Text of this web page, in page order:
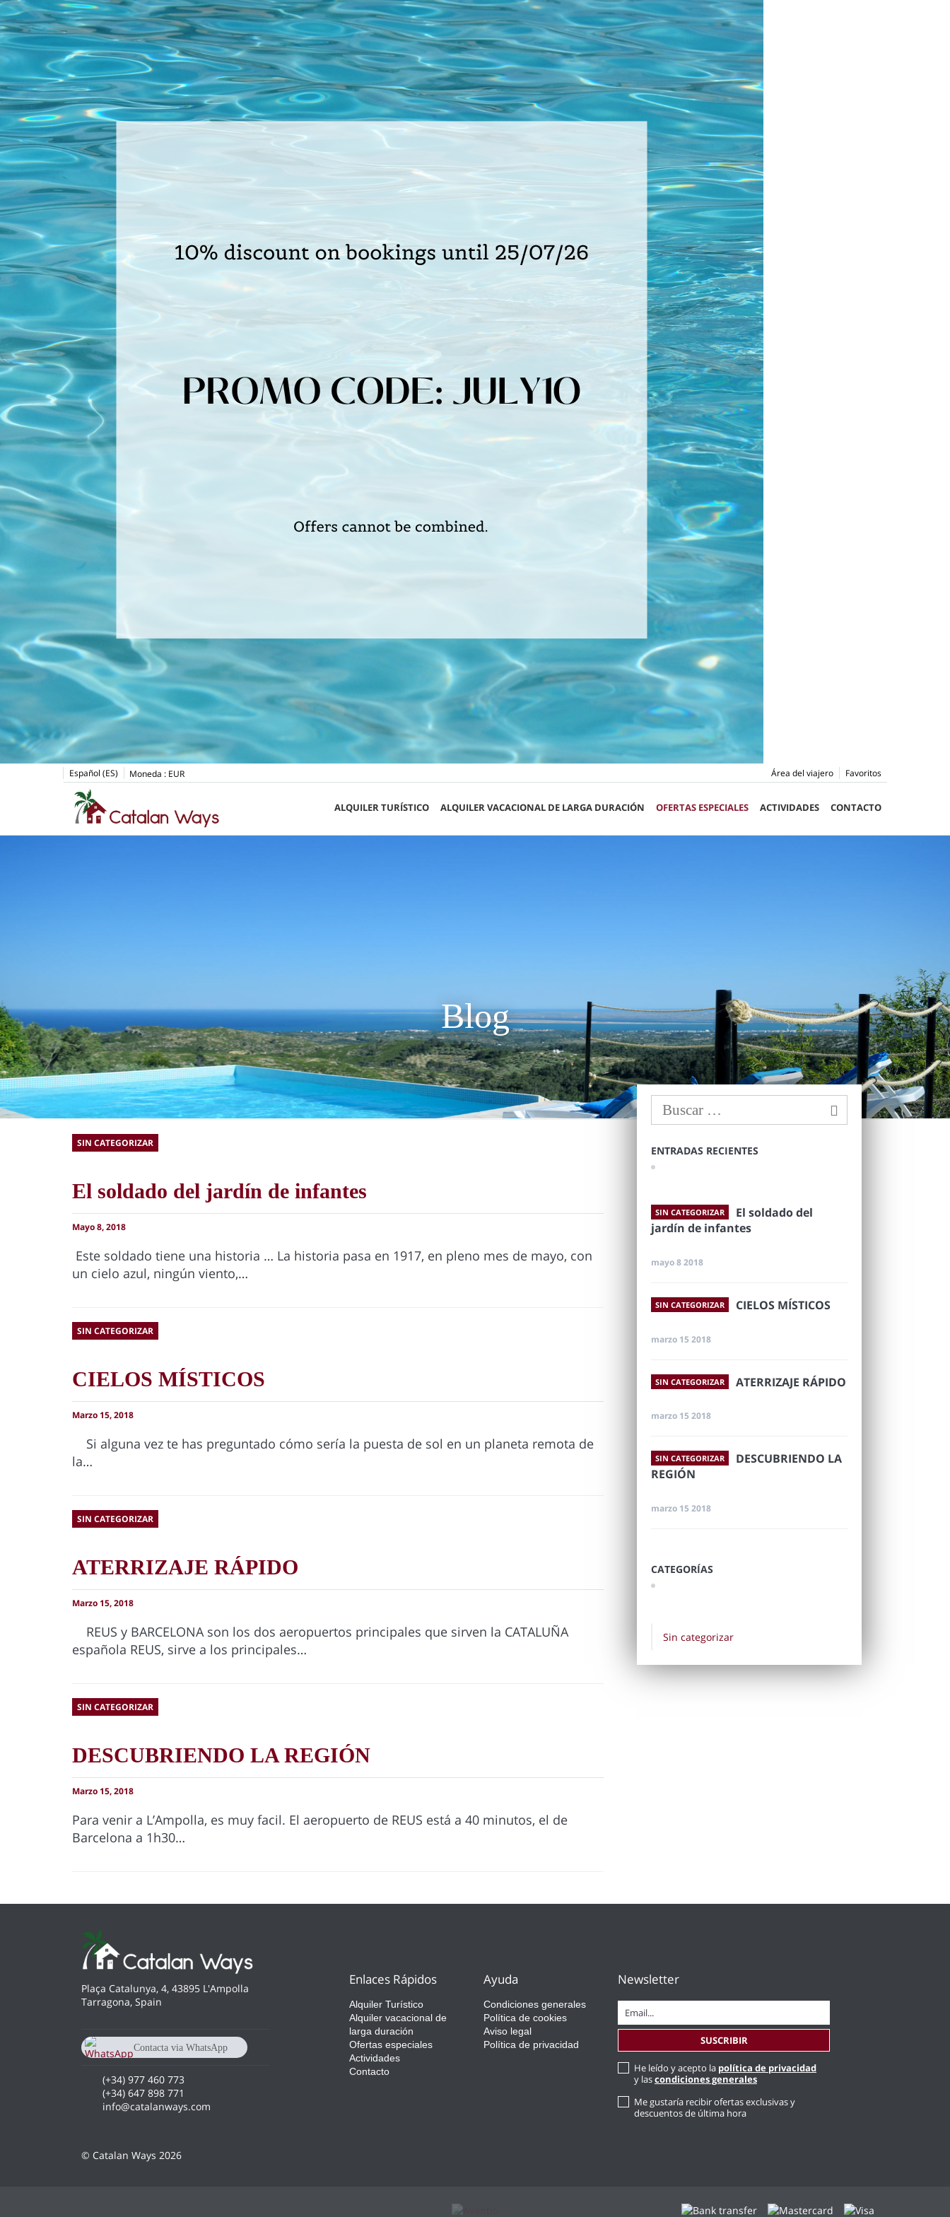
Español (ES) Moneda : EUR Favoritos
Área del viajero
ALQUILER TURÍSTICO ALQUILER VACACIONAL DE LARGA DURACIÓN OFERTAS ESPECIALES ACTIVIDADES CONTACTO
Blog
SIN CATEGORIZAR
El soldado del jardín de infantes
Mayo 8, 2018
Este soldado tiene una historia … La historia pasa en 1917, en pleno mes de mayo, con
un cielo azul, ningún viento,…
SIN CATEGORIZAR
CIELOS MÍSTICOS
Marzo 15, 2018
Si alguna vez te has preguntado cómo sería la puesta de sol en un planeta remota de
la…
SIN CATEGORIZAR
ATERRIZAJE RÁPIDO
Marzo 15, 2018
REUS y BARCELONA son los dos aeropuertos principales que sirven la CATALUÑA
española REUS, sirve a los principales…
SIN CATEGORIZAR
DESCUBRIENDO LA REGIÓN
Marzo 15, 2018
Para venir a L’Ampolla, es muy facil. El aeropuerto de REUS está a 40 minutos, el de
Barcelona a 1h30…
ENTRADAS RECIENTES
SIN CATEGORIZAR
El soldado del
jardín de infantes
mayo 8 2018
SIN CATEGORIZAR CIELOS MÍSTICOS
marzo 15 2018
SIN CATEGORIZAR ATERRIZAJE RÁPIDO
marzo 15 2018
SIN CATEGORIZAR
DESCUBRIENDO LA
REGIÓN
marzo 15 2018
CATEGORÍAS
Sin categorizar
Plaça Catalunya, 4, 43895 L'Ampolla
Tarragona, Spain
Contacta via WhatsApp
chat
(+34) 977 460 773
(+34) 647 898 771
info@catalanways.com
© Catalan Ways 2026
Enlaces Rápidos
Alquiler Turístico
Alquiler vacacional de
larga duración
Ofertas especiales
Actividades
Contacto
Ayuda
Condiciones generales
Política de cookies
Aviso legal
Política de privacidad
Newsletter
He leído y acepto la política de privacidad
y lascondiciones generales
Me gustaría recibir ofertas exclusivas y
descuentos de última hora